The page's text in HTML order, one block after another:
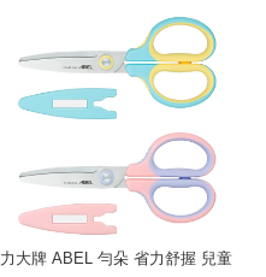
力大牌 ABEL 勻朵 省力舒握 兒童